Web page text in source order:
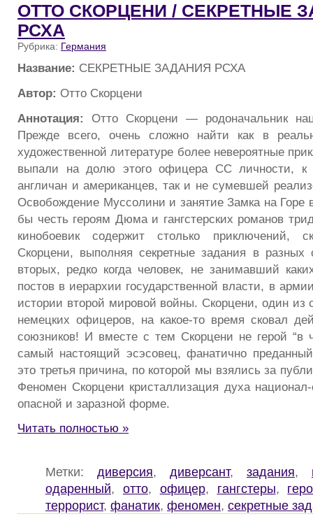
ОТТО СКОРЦЕНИ / СЕКРЕТНЫЕ
РСХА
Рубрика: Германия
Название: СЕКРЕТНЫЕ ЗАДАНИЯ РСХА
Автор: Отто Скорцени
Аннотация: Отто Скорцени — родоначальник
Прежде всего, очень сложно найти как в
художественной литературе более невероятные
выпали на долю этого офицера СС личности, к
англичан и американцев, так и не сумевшей
Освобождение Муссолини и занятие Замка на Горе
бы честь героям Дюма и гангстерских романов
кинобоевик содержит столько приключений,
Скорцени, выполняя секретные задания в
вторых, редко когда человек, не занимавший
постов в иерархии государственной власти, в
истории второй мировой войны. Скорцени, один из
немецких офицеров, на какое-то время сковал
союзников! И вместе с тем Скорцени не герой “в
самый настоящий эсэсовец, фанатично
это третья причина, по которой мы взялись за
Феномен Скорцени кристаллизация духа
опасной и заразной форме.
Читать полностью »
Метки: диверсия, диверсант, задания,
одаренный, отто, офицер, гангстеры,
террорист, фанатик, феномен, секретные